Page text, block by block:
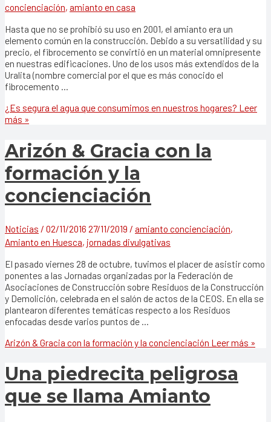
concienciación, amianto en casa
Hasta que no se prohibió su uso en 2001, el amianto era un
elemento común en la construcción. Debido a su versatilidad y su
precio, el fibrocemento se convirtió en un material omnipresente
en nuestras edificaciones. Uno de los usos más extendidos de la
Uralita (nombre comercial por el que es más conocido el
fibrocemento …
¿Es segura el agua que consumimos en nuestros hogares? Leer
más »
Arizón & Gracia con la
formación y la
concienciación
Noticias / 02/11/2016 27/11/2019 / amianto concienciación,
Amianto en Huesca, jornadas divulgativas
El pasado viernes 28 de octubre, tuvimos el placer de asistir como
ponentes a las Jornadas organizadas por la Federación de
Asociaciones de Construcción sobre Residuos de la Construcción
y Demolición, celebrada en el salón de actos de la CEOS. En ella se
plantearon diferentes temáticas respecto a los Residuos
enfocadas desde varios puntos de …
Arizón & Gracia con la formación y la concienciación Leer más »
Una piedrecita peligrosa
que se llama Amianto